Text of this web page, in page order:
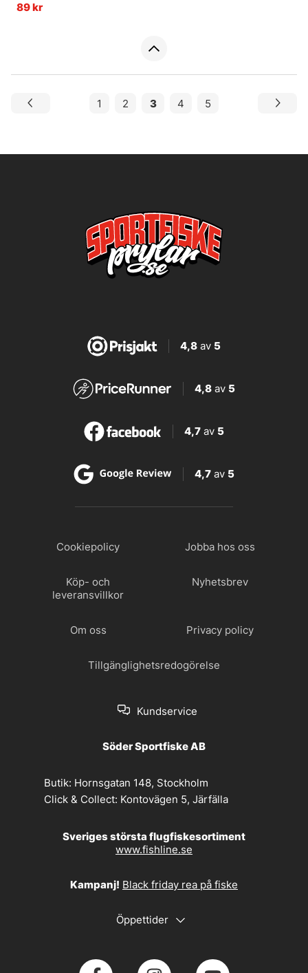
89 kr
1 2 3 4 5
4,8av 5
4,8 av 5
4,7 av 5
4,7 av 5
Cookiepolicy Jobba hos oss
Köp- och
leveransvillkor
Nyhetsbrev
Om oss Privacy policy
Tillgänglighetsredogörelse
Kundservice
Söder Sportfiske AB
Butik: Hornsgatan 148, Stockholm
Click & Collect: Kontovägen 5, Järfälla
Sveriges största flugfiskesortiment
www.fishline.se
Kampanj! Black friday rea på fiske
Öppettider